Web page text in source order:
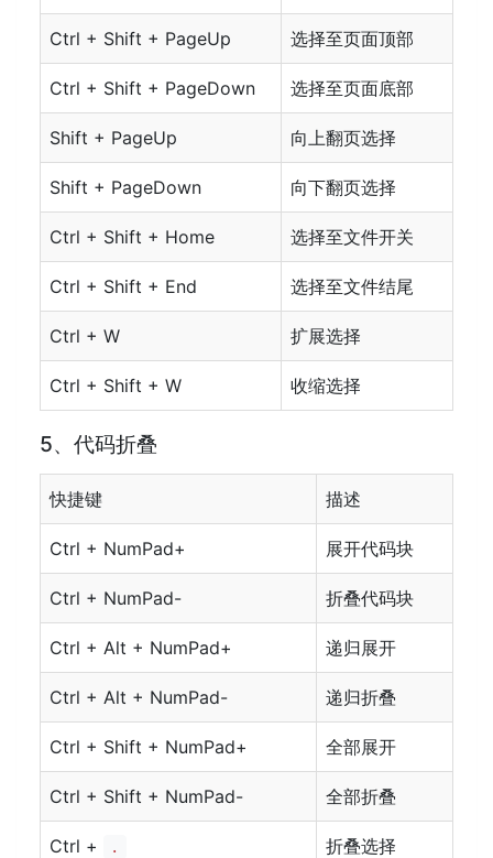
Ctrl + Shift + PageUp 选择至页面顶部
Ctrl + Shift + PageDown 选择至页面底部
Shift + PageUp 向上翻页选择
Shift + PageDown 向下翻页选择
Ctrl + Shift + Home 选择至文件开关
Ctrl + Shift + End 选择至文件结尾
Ctrl + W 扩展选择
Ctrl + Shift + W 收缩选择
5、代码折叠
快捷键 描述
Ctrl + NumPad+ 展开代码块
Ctrl + NumPad- 折叠代码块
Ctrl + Alt + NumPad+ 递归展开
Ctrl + Alt + NumPad- 递归折叠
Ctrl + Shift + NumPad+ 全部展开
Ctrl + Shift + NumPad- 全部折叠
Ctrl + . 折叠选择